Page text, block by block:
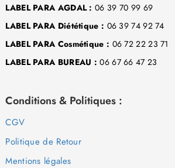
LABEL PARA AGDAL : 06 39 70 99 69
LABEL PARA Diététique : 06 39 74 92 74
LABEL PARA Cosmétique : 06 72 22 23 71
LABEL PARA BUREAU : 06 67 66 47 23
Conditions & Politiques :
CGV
Politique de Retour
Mentions légales